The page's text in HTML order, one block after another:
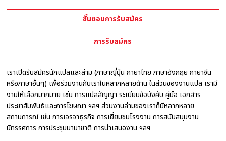
ขั้นตอนการรับสมัคร
การรับสมัคร
เราเปิดรับสมัครนักแปลและล่าม (ภาษาญี่ปุ่น ภาษาไทย ภาษาอังกฤษ ภาษาจีน
หรือภาษาอื่นๆ) เพื่อร่วมงานกับเราในหลากหลายด้าน ในส่วนของงานแปล เรามี
งานให้เลือกมากมาย เช่น การแปลสัญญา ระเบียบข้อบังคับ คู่มือ เอกสาร
ประชาสัมพันธ์และการโฆษณา ฯลฯ ส่วนงานล่ามของเราก็มีหลากหลาย
สถานการณ์ เช่น การเจรจาธุรกิจ การเยี่ยมชมโรงงาน การสนับสนุนงาน
นิทรรศการ การประชุมนานาชาติ การนำเสนองาน ฯลฯ